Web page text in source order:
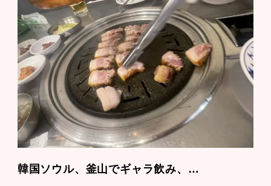
韓国ソウル、釜山でギャラ飲み、…